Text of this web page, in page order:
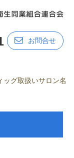
お問合せ
ッグ取扱いサロン名